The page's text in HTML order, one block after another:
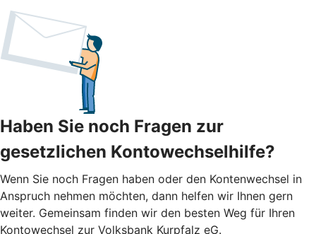
Haben Sie noch Fragen zur
gesetzlichen Kontowechselhilfe?
Wenn Sie noch Fragen haben oder den Kontenwechsel in
Anspruch nehmen möchten, dann helfen wir Ihnen gern
weiter. Gemeinsam finden wir den besten Weg für Ihren
Kontowechsel zur Volksbank Kurpfalz eG.